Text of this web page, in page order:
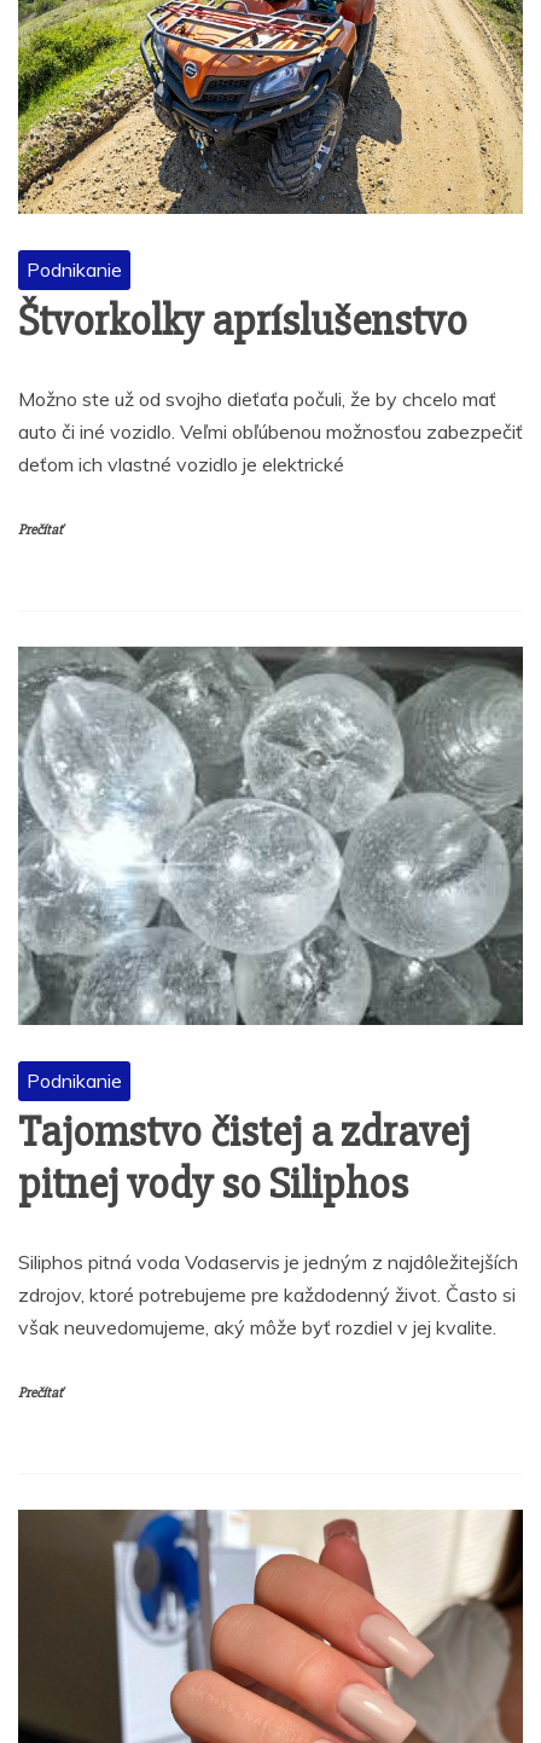
Podnikanie
Štvorkolky apríslušenstvo
Možno ste už od svojho dieťaťa počuli, že by chcelo mať
auto či iné vozidlo. Veľmi obľúbenou možnosťou zabezpečiť
deťom ich vlastné vozidlo je elektrické
Prečítať
Podnikanie
Tajomstvo čistej a zdravej
pitnej vody so Siliphos
Siliphos pitná voda Vodaservis je jedným z najdôležitejších
zdrojov, ktoré potrebujeme pre každodenný život. Často si
však neuvedomujeme, aký môže byť rozdiel v jej kvalite.
Prečítať